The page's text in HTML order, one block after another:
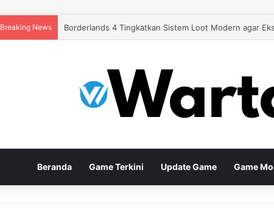
Breaking News EA Sports FC 26 Tingkatkan Gameplay Modern untuk
Beranda Game Terkini Update Game Game